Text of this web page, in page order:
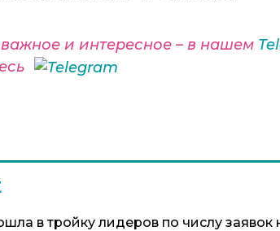
и интересное – в нашем
в тройку лидеров по числу заявок